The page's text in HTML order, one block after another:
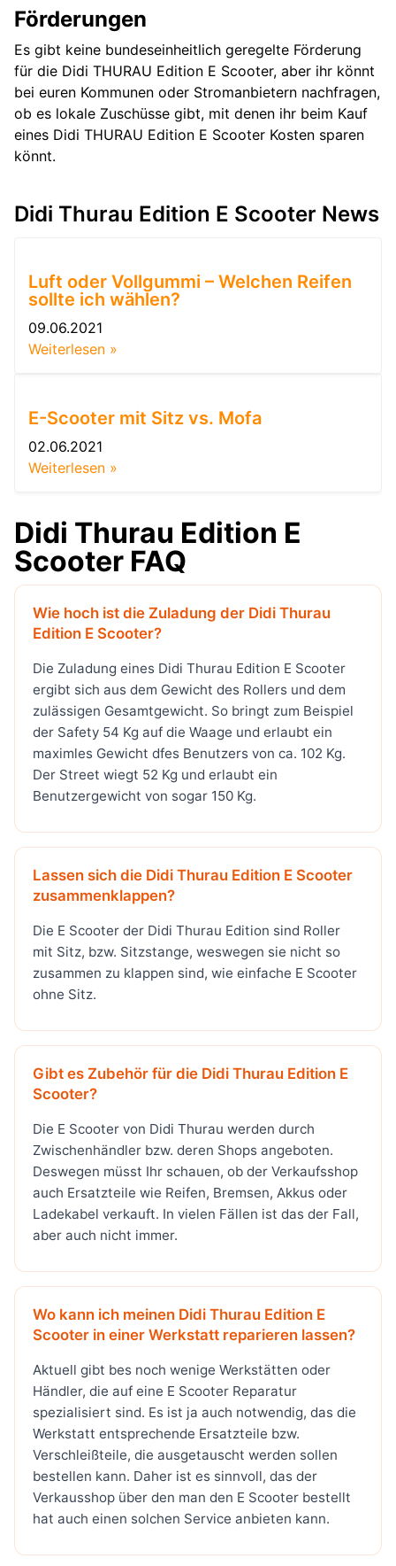
Förderungen
Es gibt keine bundeseinheitlich geregelte Förderung
für die Didi THURAU Edition E Scooter, aber ihr könnt
bei euren Kommunen oder Stromanbietern nachfragen,
ob es lokale Zuschüsse gibt, mit denen ihr beim Kauf
eines Didi THURAU Edition E Scooter Kosten sparen
könnt.
Didi Thurau Edition E Scooter News
Luft oder Vollgummi – Welchen Reifen
sollte ich wählen?
09.06.2021
Weiterlesen »
E-Scooter mit Sitz vs. Mofa
02.06.2021
Weiterlesen »
Didi Thurau Edition E
Scooter FAQ
Wie hoch ist die Zuladung der Didi Thurau
Edition E Scooter?
Die Zuladung eines Didi Thurau Edition E Scooter
ergibt sich aus dem Gewicht des Rollers und dem
zulässigen Gesamtgewicht. So bringt zum Beispiel
der Safety 54 Kg auf die Waage und erlaubt ein
maximles Gewicht dfes Benutzers von ca. 102 Kg.
Der Street wiegt 52 Kg und erlaubt ein
Benutzergewicht von sogar 150 Kg.
Lassen sich die Didi Thurau Edition E Scooter
zusammenklappen?
Die E Scooter der Didi Thurau Edition sind Roller
mit Sitz, bzw. Sitzstange, weswegen sie nicht so
zusammen zu klappen sind, wie einfache E Scooter
ohne Sitz.
Gibt es Zubehör für die Didi Thurau Edition E
Scooter?
Die E Scooter von Didi Thurau werden durch
Zwischenhändler bzw. deren Shops angeboten.
Deswegen müsst Ihr schauen, ob der Verkaufsshop
auch Ersatzteile wie Reifen, Bremsen, Akkus oder
Ladekabel verkauft. In vielen Fällen ist das der Fall,
aber auch nicht immer.
Wo kann ich meinen Didi Thurau Edition E
Scooter in einer Werkstatt reparieren lassen?
Aktuell gibt bes noch wenige Werkstätten oder
Händler, die auf eine E Scooter Reparatur
spezialisiert sind. Es ist ja auch notwendig, das die
Werkstatt entsprechende Ersatzteile bzw.
Verschleißteile, die ausgetauscht werden sollen
bestellen kann. Daher ist es sinnvoll, das der
Verkausshop über den man den E Scooter bestellt
hat auch einen solchen Service anbieten kann.